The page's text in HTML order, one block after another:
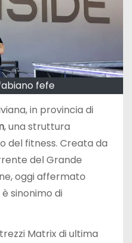
fefe
in provincia di
, una struttura
del fitness. Creata da
del Grande
oggi affermato
sinonimo di
Matrix di ultima